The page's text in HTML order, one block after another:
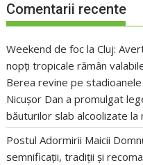
Comentarii recente
Weekend de foc la Cluj:
nopți tropicale rămân
Berea revine pe
Nicușor Dan a promulgat
băuturilor slab alcoolizate la
Postul Adormirii Maicii
semnificații, tradiții și